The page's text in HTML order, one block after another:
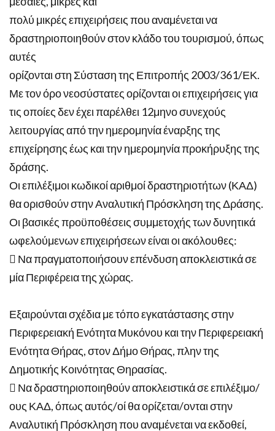
πολύ μικρές επιχειρήσεις που αναμένεται να
δραστηριοποιηθούν στον κλάδο του τουρισμού, όπως
αυτές
ορίζονται στη Σύσταση της Επιτροπής 2003/361/ΕΚ.
Με τον όρο νεοσύστατες ορίζονται οι επιχειρήσεις για
τις οποίες δεν έχει παρέλθει 12μηνο συνεχούς
λειτουργίας από την ημερομηνία έναρξης της
επιχείρησης έως και την ημερομηνία προκήρυξης της
δράσης.
Οι επιλέξιμοι κωδικοί αριθμοί δραστηριοτήτων (ΚΑΔ)
θα ορισθούν στην Αναλυτική Πρόσκληση της Δράσης.
Οι βασικές προϋποθέσεις συμμετοχής των δυνητικά
ωφελούμενων επιχειρήσεων είναι οι ακόλουθες:
 Να πραγματοποιήσουν επένδυση αποκλειστικά σε
μία Περιφέρεια της χώρας.
Εξαιρούνται σχέδια με τόπο εγκατάστασης στην
Περιφερειακή Ενότητα Μυκόνου και την Περιφερειακή
Ενότητα Θήρας, στον Δήμο Θήρας, πλην της
Δημοτικής Κοινότητας Θηρασίας.
 Να δραστηριοποιηθούν αποκλειστικά σε επιλέξιμο/
ους ΚΑΔ, όπως αυτός/οί θα ορίζεται/ονται στην
Αναλυτική Πρόσκληση που αναμένεται να εκδοθεί,